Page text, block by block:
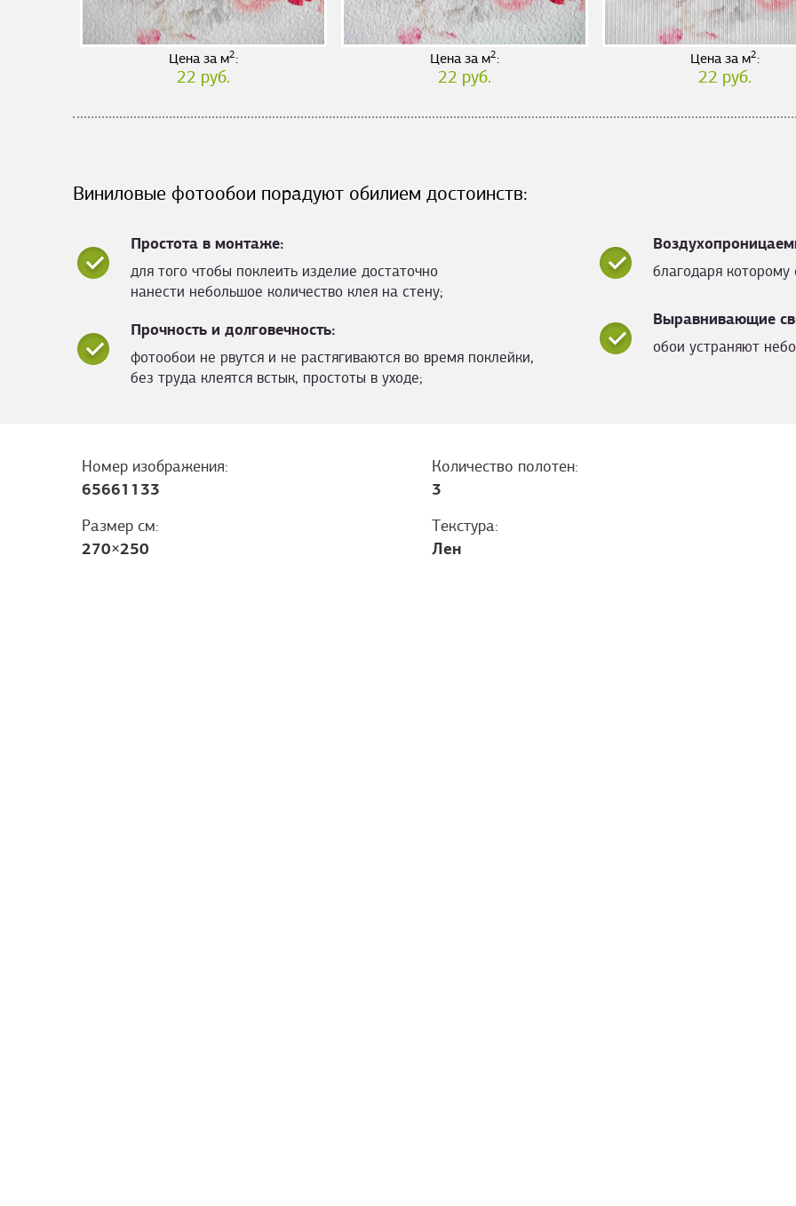
Цена за м2:
22 руб.
Цена за м2:
22 руб.
Цена за м2:
22 руб.
Виниловые фотообои порадуют обилием достоинств:
Простота в монтаже:
для того чтобы поклеить изделие достаточно
нанести небольшое количество клея на стену;
благодаря
Выравнивающие
обои устраняют
Прочность и долговечность:
фотообои не рвутся и не растягиваются во время поклейки,
без труда клеятся встык, простоты в уходе;
Номер изображения:
65661133
Количество полотен:
3
Размер см:
270×250
Текстура:
Лен